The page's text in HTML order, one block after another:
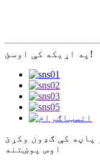
په اړیکه کې اوسئ!
اوس پوښتنه